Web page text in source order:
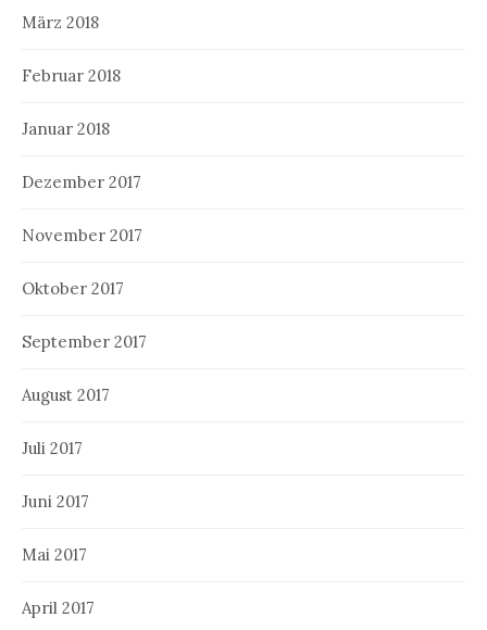
März 2018
Februar 2018
Januar 2018
Dezember 2017
November 2017
Oktober 2017
September 2017
August 2017
Juli 2017
Juni 2017
Mai 2017
April 2017